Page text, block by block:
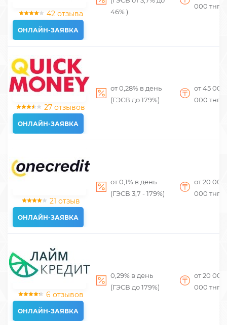
42 отзыва
ОНЛАЙН-ЗАЯВКА
46% )
000 тнг
27 отзывов
ОНЛАЙН-ЗАЯВКА
от 0,28% в день
(ГЭСВ до 179%)
от 45 000
000 тнг
21 отзыв
ОНЛАЙН-ЗАЯВКА
от 0,1% в день
(ГЭСВ 3,7 - 179%)
от 20 000
000 тнг
6 отзывов
ОНЛАЙН-ЗАЯВКА
0,29% в день
(ГЭСВ до 179%)
от 20 000
000 тнг